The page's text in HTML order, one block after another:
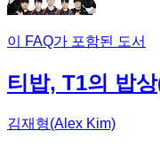
이 FAQ가 포함된 도서
티밥, T1의 밥
김재형(Alex Kim)